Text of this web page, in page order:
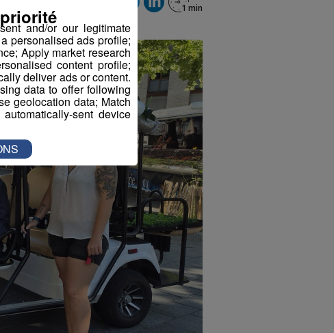
and/or our legitimate
personalised ads profile;
Apply market research
content profile;
deliver ads or content.
data to offer following
geolocation data; Match
sent device